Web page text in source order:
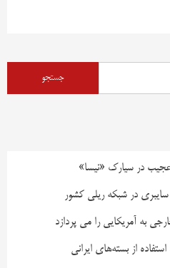
در سیارک «نیسا»
در شبکه ریلی کشور
به آمریکایی را می پردازد
از بسته‌های ایرانی